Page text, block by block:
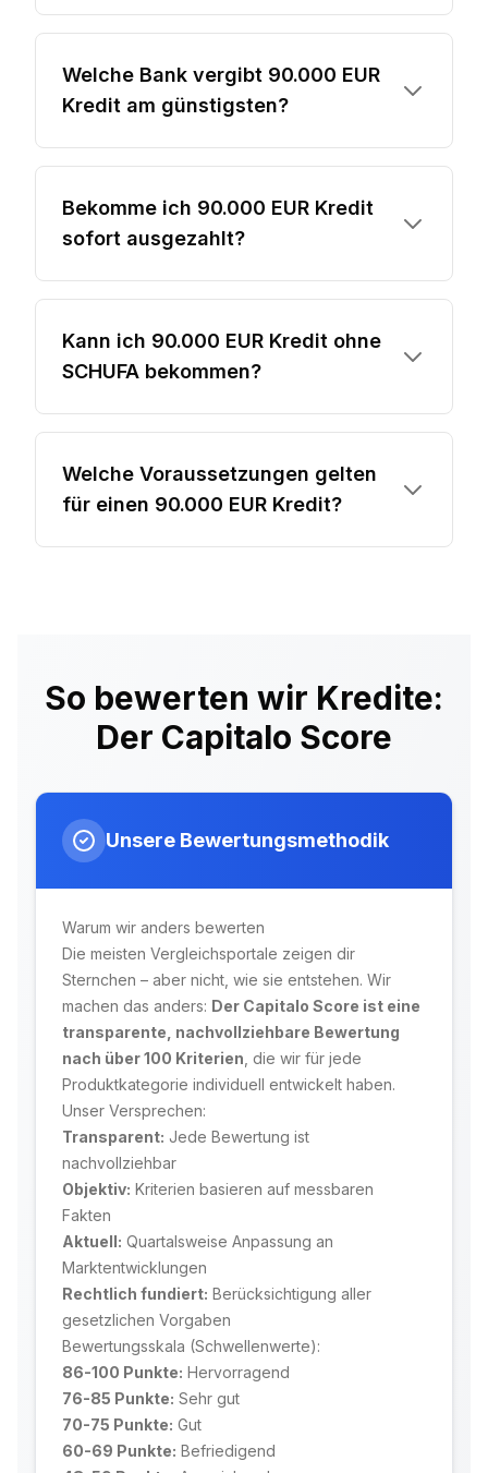
Welche Bank vergibt 90.000 EUR
Kredit am günstigsten?
Bekomme ich 90.000 EUR Kredit
sofort ausgezahlt?
Kann ich 90.000 EUR Kredit ohne
SCHUFA bekommen?
Welche Voraussetzungen gelten
für einen 90.000 EUR Kredit?
So bewerten wir Kredite:
Der Capitalo Score
Unsere Bewertungsmethodik
Warum wir anders bewerten
Die meisten Vergleichsportale zeigen dir
Sternchen – aber nicht, wie sie entstehen. Wir
machen das anders: Der Capitalo Score ist eine
transparente, nachvollziehbare Bewertung
nach über 100 Kriterien , die wir für jede
Produktkategorie individuell entwickelt haben.
Unser Versprechen:
Transparent: Jede Bewertung ist
nachvollziehbar
Objektiv: Kriterien basieren auf messbaren
Fakten
Aktuell: Quartalsweise Anpassung an
Marktentwicklungen
Rechtlich fundiert: Berücksichtigung aller
gesetzlichen Vorgaben
Bewertungsskala (Schwellenwerte):
86-100 Punkte: Hervorragend
76-85 Punkte: Sehr gut
70-75 Punkte: Gut
60-69 Punkte: Befriedigend